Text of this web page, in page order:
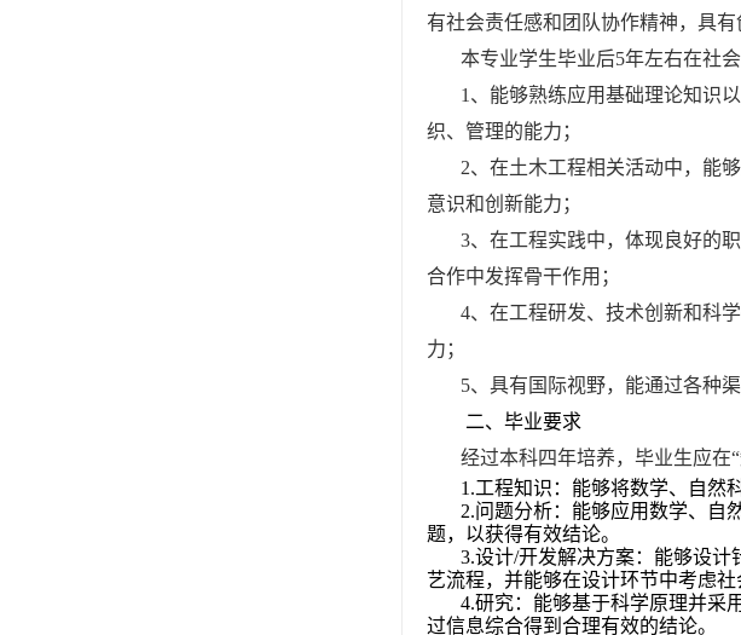
有社会责任感和团队协作精神，具
本专业学生毕业后5年左右在社
1 、能够熟练应用基础理论知识
织、管理的能力；
2、在土木工程相关活动中，能
意识和创新能力；
3、在工程实践中，体现良好的
合作中发挥骨干作用；
4、在工程研发、技术创新和科
力；
5、具有国际视野，能通过各种
二、毕业要求
经过本科四年培养，毕业生应在“
1.工程知识：能够将数学、自然
2.问题分析：能够应用数学、自
题，以获得有效结论。
3.设计/开发解决方案：能够设计
艺流程，并能够在设计环节中考虑
4.研究：能够基于科学原理并采
过信息综合得到合理有效的结论。